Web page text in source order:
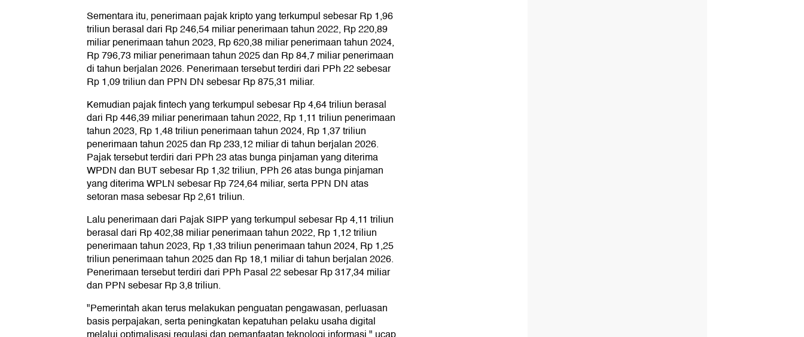
Sementara itu, penerimaan pajak kripto yang terkumpul sebesar Rp 1,96
triliun berasal dari Rp 246,54 miliar penerimaan tahun 2022, Rp 220,89
miliar penerimaan tahun 2023, Rp 620,38 miliar penerimaan tahun 2024,
Rp 796,73 miliar penerimaan tahun 2025 dan Rp 84,7 miliar penerimaan
di tahun berjalan 2026. Penerimaan tersebut terdiri dari PPh 22 sebesar
Rp 1,09 triliun dan PPN DN sebesar Rp 875,31 miliar.
Kemudian pajak fintech yang terkumpul sebesar Rp 4,64 triliun berasal
dari Rp 446,39 miliar penerimaan tahun 2022, Rp 1,11 triliun penerimaan
tahun 2023, Rp 1,48 triliun penerimaan tahun 2024, Rp 1,37 triliun
penerimaan tahun 2025 dan Rp 233,12 miliar di tahun berjalan 2026.
Pajak tersebut terdiri dari PPh 23 atas bunga pinjaman yang diterima
WPDN dan BUT sebesar Rp 1,32 triliun, PPh 26 atas bunga pinjaman
yang diterima WPLN sebesar Rp 724,64 miliar, serta PPN DN atas
setoran masa sebesar Rp 2,61 triliun.
Lalu penerimaan dari Pajak SIPP yang terkumpul sebesar Rp 4,11 triliun
berasal dari Rp 402,38 miliar penerimaan tahun 2022, Rp 1,12 triliun
penerimaan tahun 2023, Rp 1,33 triliun penerimaan tahun 2024, Rp 1,25
triliun penerimaan tahun 2025 dan Rp 18,1 miliar di tahun berjalan 2026.
Penerimaan tersebut terdiri dari PPh Pasal 22 sebesar Rp 317,34 miliar
dan PPN sebesar Rp 3,8 triliun.
"Pemerintah akan terus melakukan penguatan pengawasan, perluasan
basis perpajakan, serta peningkatan kepatuhan pelaku usaha digital